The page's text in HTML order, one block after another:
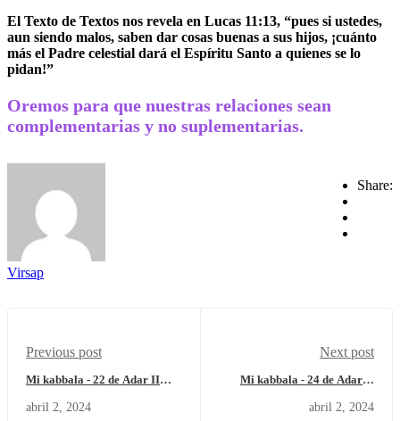
El Texto de Textos nos revela en Lucas 11:13, “pues si ustedes,
aun siendo malos, saben dar cosas buenas a sus hijos, ¡cuánto
más el Padre celestial dará el Espíritu Santo a quienes se lo
pidan!”
Oremos para que nuestras relaciones sean
complementarias y no suplementarias.
Share:
Virsap
Previous post
Mi kabbala - 22 de Adar II
2024
abril 2, 2024
Next post
Mi kabbala - 24 de Adar II
2024
abril 2, 2024